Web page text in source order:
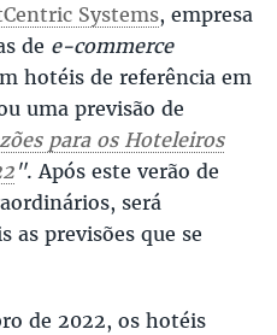
Systems, empresa
de e-commerce
hotéis de referência em
uma previsão de
para os Hoteleiros
". Após este verão de
será
as previsões que se
de 2022, os hotéis